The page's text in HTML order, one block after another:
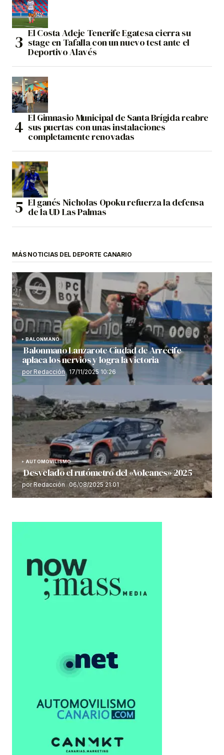
El Costa Adeje Tenerife Egatesa cierra su
stage en Tafalla con un nuevo test ante el
Deportivo Alavés
El Gimnasio Municipal de Santa Brígida reabre
sus puertas con unas instalaciones
completamente renovadas
El ganés Nicholas Opoku refuerza la defensa
de la UD Las Palmas
MÁS NOTICIAS DEL DEPORTE CANARIO
BALONMANO
Balonmano Lanzarote Ciudad de Arrecife
aplaca los nervios y logra la victoria
por Redacción 17/11/2025 10:26
AUTOMOVILISMO
Desvelado el rutómetro del «Volcanes» 2025
por Redacción 06/08/2025 21:01